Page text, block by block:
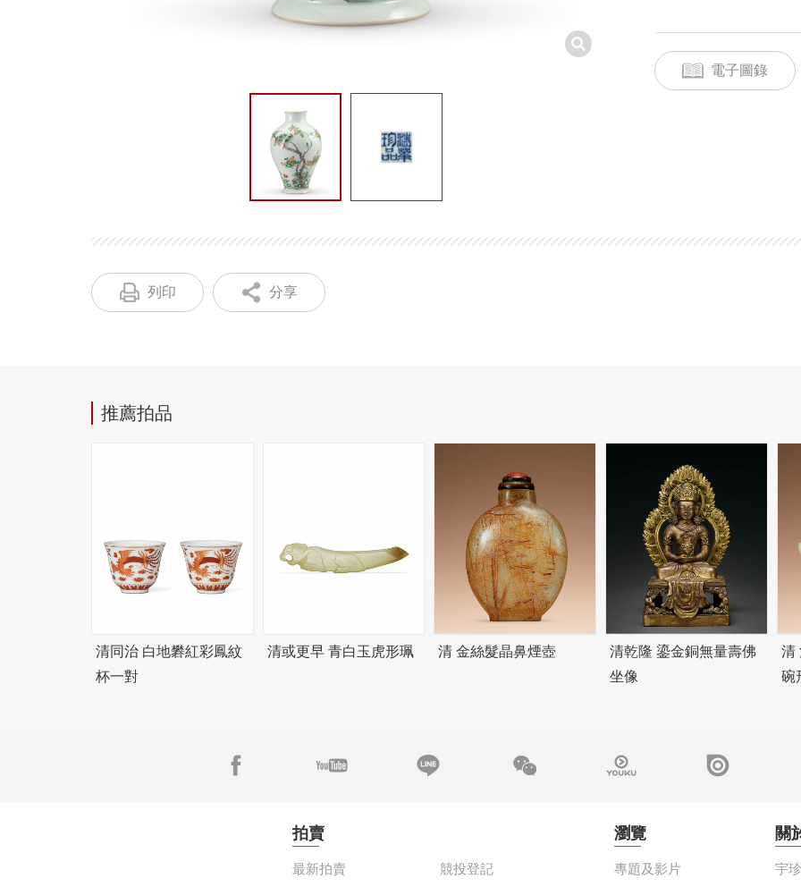
電子圖錄
列印 分享
推薦拍品
清同治 白地礬紅彩鳳紋
杯一對
清或更早 青白玉虎形珮 清 金絲髮晶鼻煙壺
清乾隆 鎏金銅無量壽佛
坐像
清
碗
拍賣
最新拍賣 競投登記
瀏覽
專題及影片
關
宇